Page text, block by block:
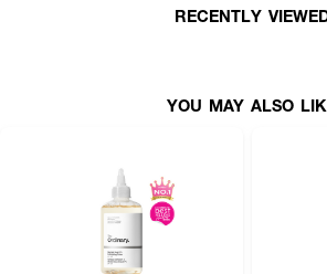
RECENTLY
YOU MAY ALSO